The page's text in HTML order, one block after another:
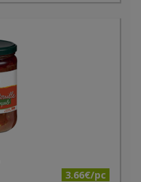
3.66€/pc